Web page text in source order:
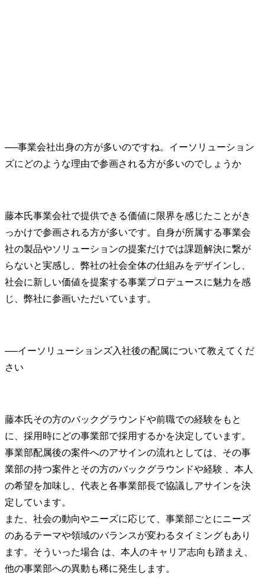
──事業会社出身の方が多いのですね。イーソリューション
藤本氏事業会社で提供できる価値に限界を感じたことがき
っかけで参画される方が多いです。自身が所属する事業会
社の製品やソリューションの提案だけでは課題解決に繋が
らないと実感し、弊社の社会全体の仕組みをデザインし、
社会に新しい価値を提案する事業プロデュースに魅力を感
じ、弊社に参画いただいています。
──イーソリューションズ入社後の配属について教えてくだ
藤本氏その方のバックグラウンドや前職での経験をもと
に、採用時にどの事業部で採用するかを決定しています。
事業部配属後の案件へのアサインの流れとしては、その事
業部の持つ案件とその方のバックグラウンドや経験 、本人
の希望を加味し、代表と各事業部長で協議しアサインを決
定しています。
また、社会の動向やニーズに応じて、事業部ごとにニーズ
のあるテーマや領域のバランスが変わるタイミングもあり
ます。そういった場合 は、本人のキャリア志向も踏まえ、
他の事業部への異動も稀に発生します。